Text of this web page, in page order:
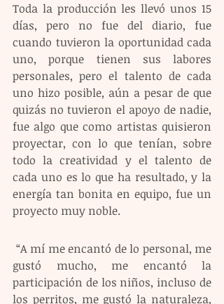
Toda la producción les llevó unos 15
días, pero no fue del diario, fue
cuando tuvieron la oportunidad cada
uno, porque tienen sus labores
personales, pero el talento de cada
uno hizo posible, aún a pesar de que
quizás no tuvieron el apoyo de nadie,
fue algo que como artistas quisieron
proyectar, con lo que tenían, sobre
todo la creatividad y el talento de
cada uno es lo que ha resultado, y la
energía tan bonita en equipo, fue un
proyecto muy noble.
“A mí me encantó de lo personal, me
gustó mucho, me encantó la
participación de los niños, incluso de
los perritos, me gustó la naturaleza,